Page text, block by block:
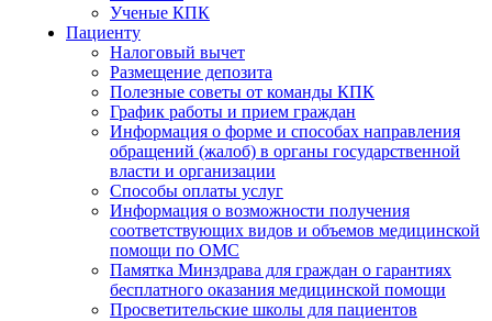
Ученые КПК
Пациенту
Налоговый вычет
Размещение депозита
Полезные советы от команды КПК
График работы и прием граждан
Информация о форме и способах направления
обращений (жалоб) в органы государственной
власти и организации
Способы оплаты услуг
Информация о возможности получения
соответствующих видов и объемов медицинской
помощи по ОМС
Памятка Минздрава для граждан о гарантиях
бесплатного оказания медицинской помощи
Просветительские школы для пациентов